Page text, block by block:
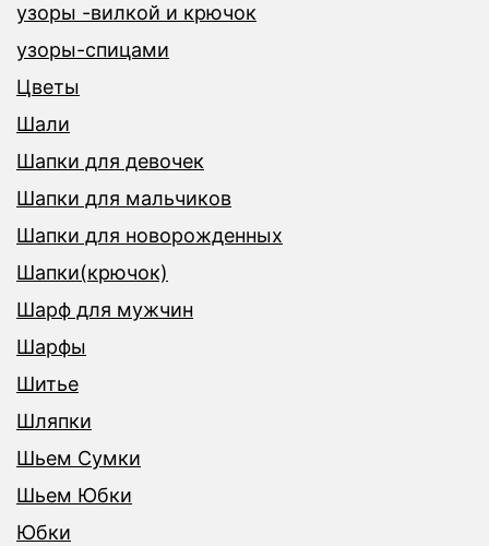
узоры -вилкой и крючок
узоры-спицами
Цветы
Шали
Шапки для девочек
Шапки для мальчиков
Шапки для новорожденных
Шапки(крючок)
Шарф для мужчин
Шарфы
Шитье
Шляпки
Шьем Сумки
Шьем Юбки
Юбки